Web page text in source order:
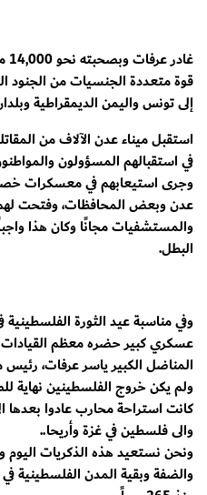
قوة متعددة الجنسيات من الجنود
إلى تونس واليمن الديمقراطية
استقبل ميناء عدن الآلاف من
في استقبالهم المسؤولون
وجرى استيعابهم في معسكرات
عدن وبعض المحافظات، وفتحت
والمستشفيات مجانًا وكان هذا
البطل.
عسكري كبير حضره معظم
المناضل الكبير ياسر عرفات، رئيس
ولم يكن خروج الفلسطينين نهاية
كانت استراحة محارب عادوا بعدها
والى فلسطين في غزة وأريحا..
ونحن نستعيد هذه الذكريات
والضفة وبقية المدن الفلسطينية